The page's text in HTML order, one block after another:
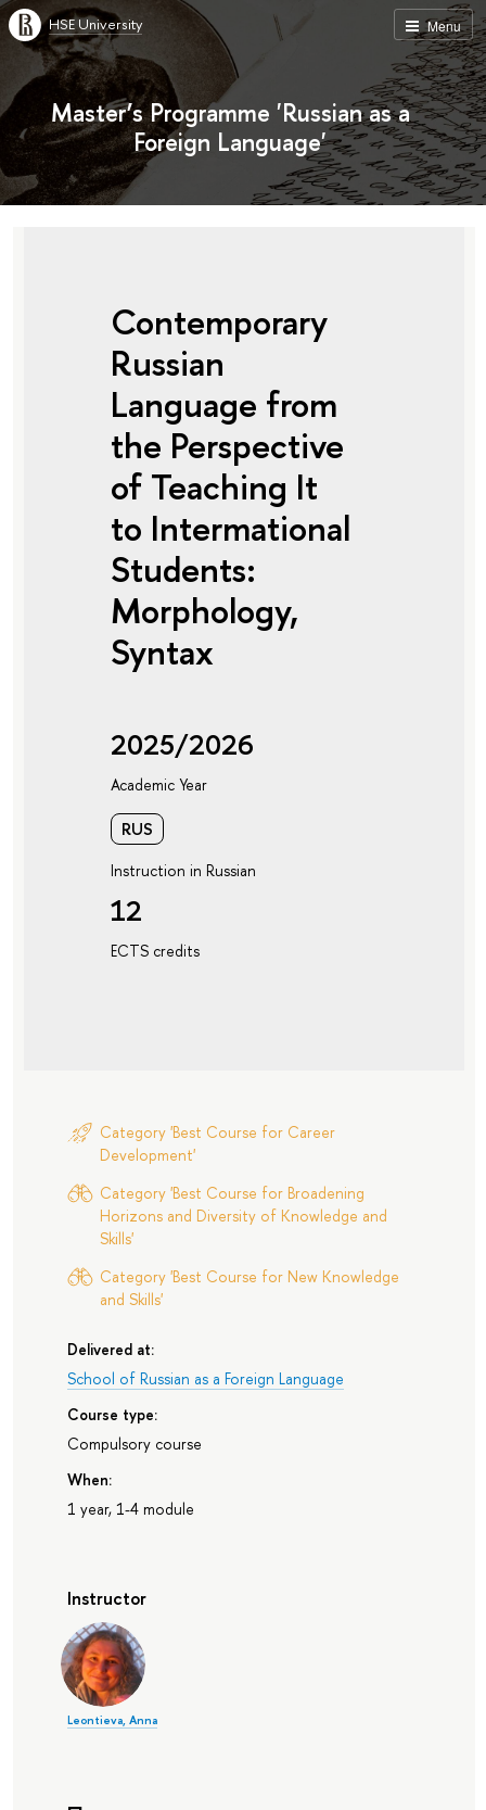
Menu
HSE University
Master’s Programme 'Russian as a
Foreign Language'
Contemporary
Russian
Language from
the Perspective
of Teaching It
to Intermational
Students:
Morphology,
Syntax
2025/2026
Academic Year
RUS
Instruction in Russian
12
ECTS credits
Category 'Best Course for Career
Development'
Category 'Best Course for Broadening
Horizons and Diversity of Knowledge and
Skills'
Category 'Best Course for New Knowledge
and Skills'
Delivered at:
School of Russian as a Foreign Language
Course type:
Compulsory course
When:
1 year, 1-4 module
Instructor
Leontieva, Anna